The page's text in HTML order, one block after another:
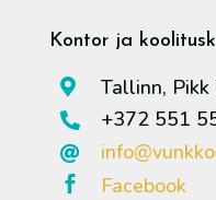
Kontor ja
 Tallinn,
 +372 551

 Facebook